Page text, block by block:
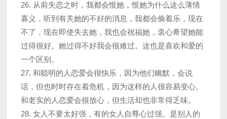
26. 从前失恋之时，我都会恨她，恨她为什么这么薄情
寡义，听到有关她的不好的消息，我都会偷着乐，现在
不了，现在即使失去她，我也会祝福她，衷心希望她能
过得很好。她过得不好我会很难过。这也是喜欢和爱的
一个区别。
27. 和聪明的人恋爱会很快乐，因为他们幽默，会说
话，但也时时存在着危机，因为这样的人很容易变心。
和老实的人恋爱会很放心，但生活却也非常得乏味。
28. 女人不要太好强，有的女人自尊心过强。是别人的